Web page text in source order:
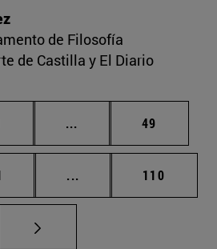
de Filosofía
de Castilla y El Diario
... Páginas intermedias
Página
49
... Páginas intermedias
Página
110